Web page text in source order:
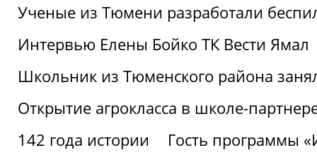
Ученые из Тюмени разработали
Интервью Елены Бойко ТК Вести Ямал
Школьник из Тюменского района
Открытие агрокласса в школе-
142 года истории
Гость программы